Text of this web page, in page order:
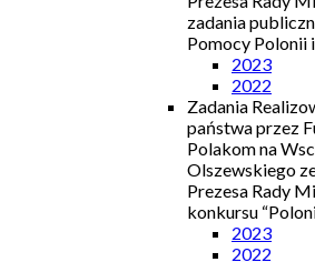
zadania
Pomocy Polonii
2023
2022
Zadania
państwa przez
Polakom na
Olszewskiego
Prezesa Rady
konkursu
2023
2022